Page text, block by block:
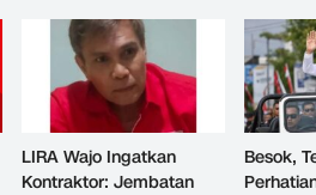
LIRA Wajo Ingatkan
Kontraktor: Jembatan
Besok,